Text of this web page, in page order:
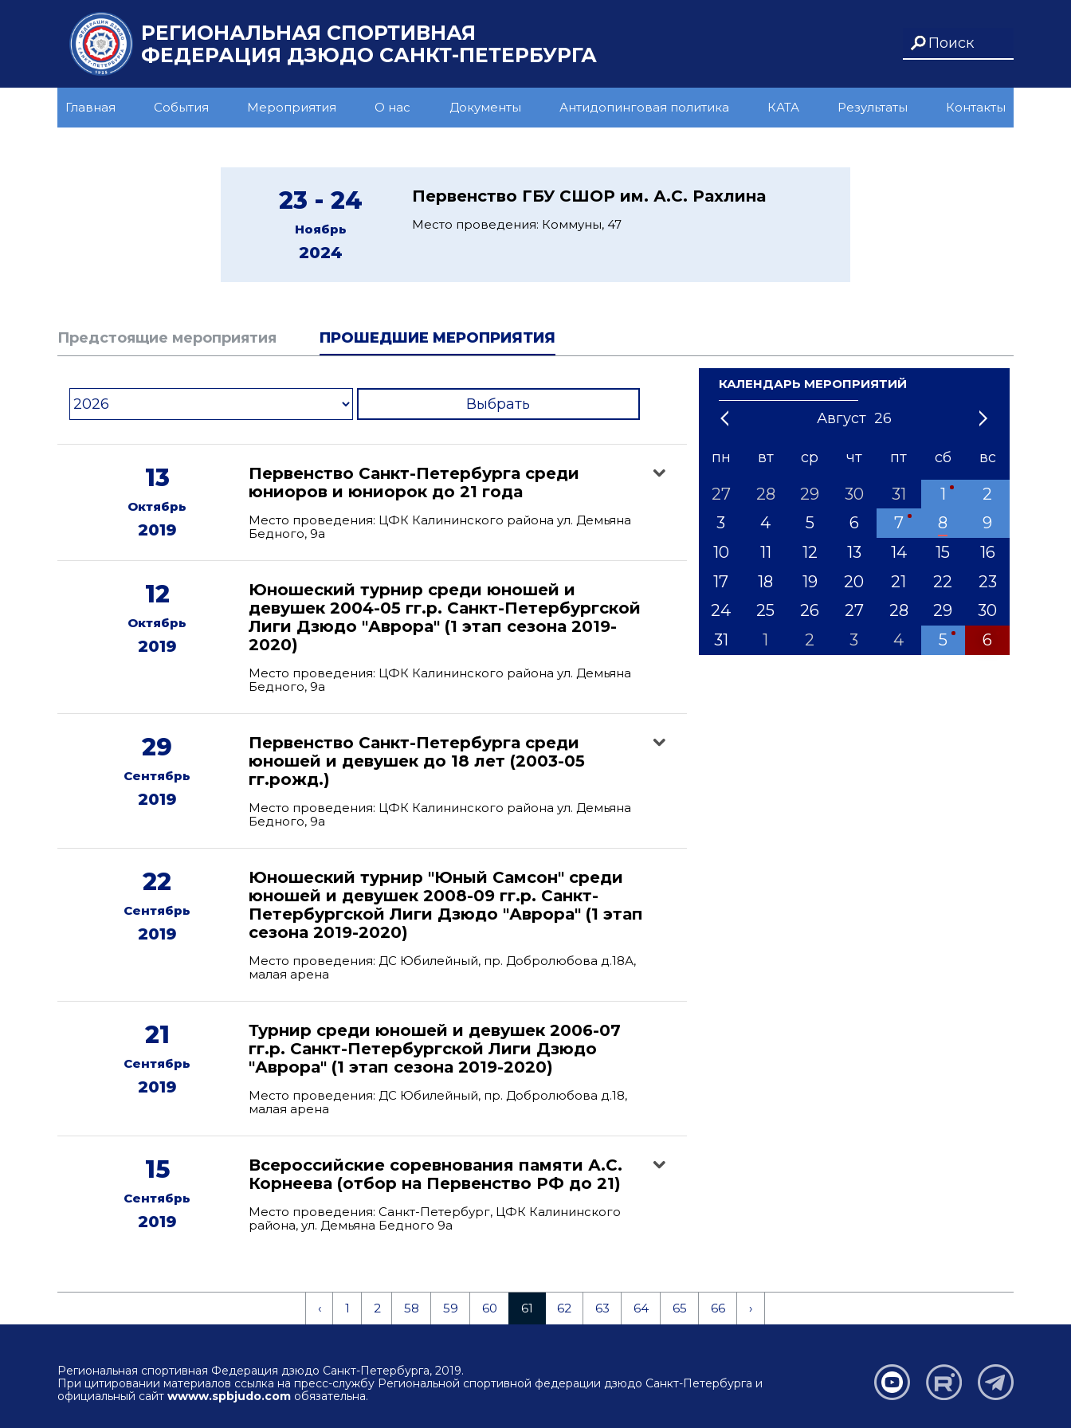
РЕГИОНАЛЬНАЯ СПОРТИВНАЯ
ФЕДЕРАЦИЯ ДЗЮДО САНКТ-ПЕТЕРБУРГА
Главная События Мероприятия О нас Документы Антидопинговая политика КАТА Результаты Контакты
23 - 24
Ноябрь
2024
Первенство ГБУ СШОР им. А.С. Рахлина
Место проведения: Коммуны, 47
Предстоящие мероприятия ПРОШЕДШИЕ МЕРОПРИЯТИЯ
Выбрать
13
Октябрь
2019
Первенство Санкт-Петербурга среди
юниоров и юниорок до 21 года
Место проведения: ЦФК Калининского района ул. Демьяна
Бедного, 9а
12
Октябрь
2019
Юношеский турнир среди юношей и
девушек 2004-05 гг.р. Санкт-Петербургской
Лиги Дзюдо "Аврора" (1 этап сезона 2019-
2020)
Место проведения: ЦФК Калининского района ул. Демьяна
Бедного, 9а
29
Сентябрь
2019
Первенство Санкт-Петербурга среди
юношей и девушек до 18 лет (2003-05
гг.рожд.)
Место проведения: ЦФК Калининского района ул. Демьяна
Бедного, 9а
22
Сентябрь
2019
Юношеский турнир "Юный Самсон" среди
юношей и девушек 2008-09 гг.р. Санкт-
Петербургской Лиги Дзюдо "Аврора" (1 этап
сезона 2019-2020)
Место проведения: ДС Юбилейный, пр. Добролюбова д.18А,
малая арена
21
Сентябрь
2019
Турнир среди юношей и девушек 2006-07
гг.р. Санкт-Петербургской Лиги Дзюдо
"Аврора" (1 этап сезона 2019-2020)
Место проведения: ДС Юбилейный, пр. Добролюбова д.18,
малая арена
15
Сентябрь
2019
Всероссийские соревнования памяти А.С.
Корнеева (отбор на Первенство РФ до 21)
Место проведения: Санкт-Петербург, ЦФК Калининского
района, ул. Демьяна Бедного 9а
КАЛЕНДАРЬ МЕРОПРИЯТИЙ
Август 26
1 3 5 8 10 12
'21 '23 '24 '25 '26 '27 '28 '29 '31
пн вт ср чт пт сб вс
27 28 29 30 31 1
2
3
4 5 6 7 8
9
10
11 12 13 14 15
16
17
18 19 20 21 22
23
24
25 26 27 28 29
30
31
1 2 3 4 5 6
‹ 1 2 58 59 60 61 62 63 64 65 66 ›
Региональная спортивная Федерация дзюдо Санкт-Петербурга, 2019.
При цитировании материалов ссылка на пресс-службу Региональной спортивной федерации дзюдо Санкт-Петербурга и
официальный сайт wwww.spbjudo.com обязательна.